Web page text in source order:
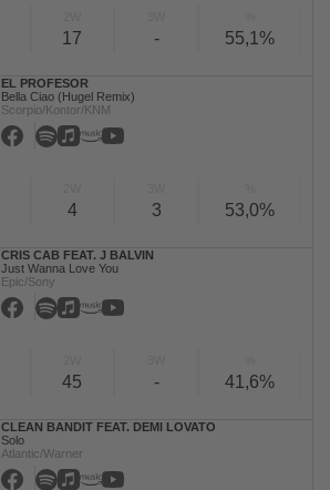
17 - 55,1%
EL PROFESOR
Bella Ciao (Hugel Remix)
Scorpio/Kontor/KNM
4 3 53,0%
CRIS CAB FEAT. J BALVIN
Just Wanna Love You
Epic/Sony
45 - 41,6%
CLEAN BANDIT FEAT. DEMI LOVATO
Solo
Atlantic/Warner